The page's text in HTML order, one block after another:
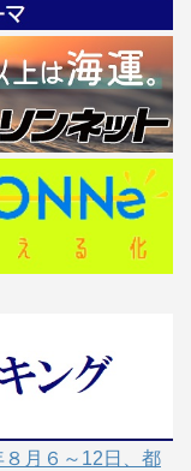
月６～12日、都